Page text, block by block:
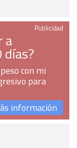
Publicidad
a
con mi
para
información